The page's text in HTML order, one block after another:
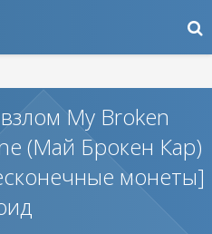
My Broken
(Май Брокен Кар)
монеты]